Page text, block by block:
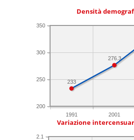
Densità
1991 2001
200
250
300
350
276.3
233
Variazione
2.1